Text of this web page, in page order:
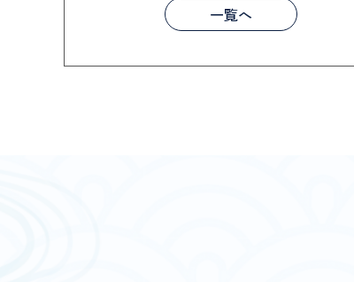
一覧へ